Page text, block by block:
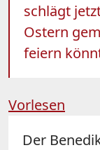
schlägt
Ostern
feiern
Vorlesen
Der